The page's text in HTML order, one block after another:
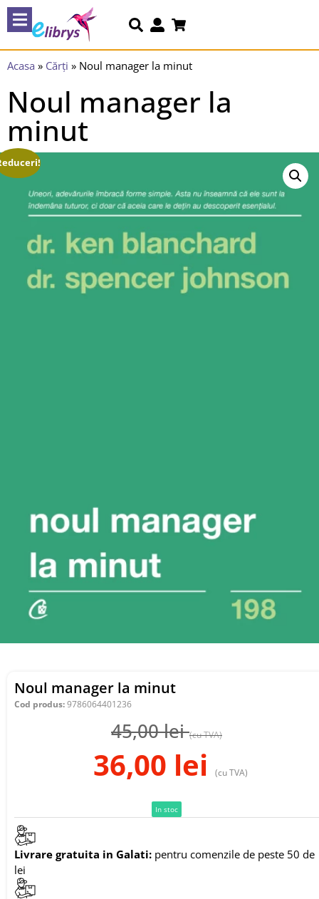
Acasa » Cărți » Noul manager la minut
Noul manager la
minut
Noul manager la minut
Cod produs:9786064401236
45,00lei (cu TVA)
36,00 lei (cu TVA)
In stoc
Livrare gratuita in Galati: pentru comenzile de peste 50 de
lei